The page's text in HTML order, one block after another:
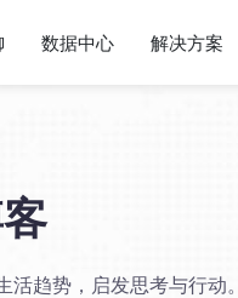
数据中心 解决方案
趋势，启发思考与行动。